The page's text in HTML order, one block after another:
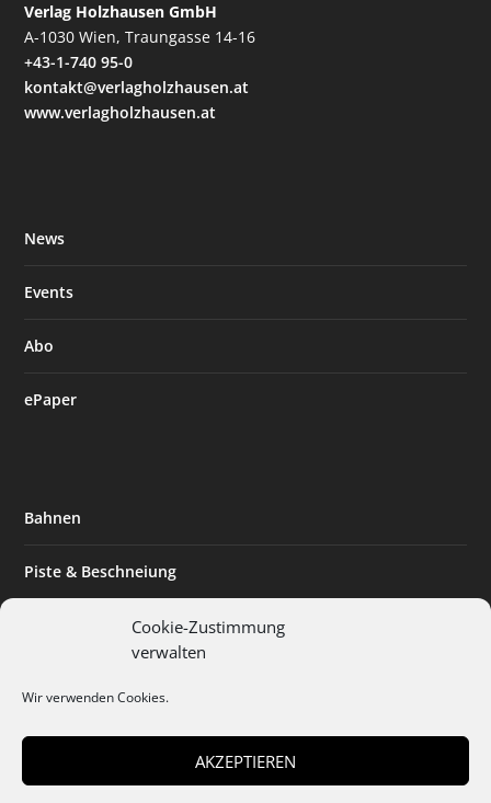
Cookie-Zustimmung
verwalten
Wir verwenden Cookies.
AKZEPTIEREN
Verlag Holzhausen GmbH
A-1030 Wien, Traungasse 14-16
+43-1-740 95-0
kontakt@verlagholzhausen.at
www.verlagholzhausen.at
News
Events
Abo
ePaper
Bahnen
Piste & Beschneiung
Expertise & Technik